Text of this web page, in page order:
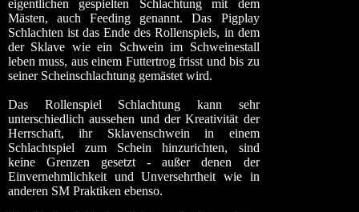
eigentlichen gespielten Schlachtung mit dem
Mästen, auch Feeding genannt. Das Pigplay
Schlachten ist das Ende des Rollenspiels, in dem
der Sklave wie ein Schwein im Schweinestall
leben muss, aus einem Futtertrog frisst und bis zu
seiner Scheinschlachtung gemästet wird.
Das Rollenspiel Schlachtung kann sehr
unterschiedlich aussehen und der Kreativität der
Herrschaft, ihr Sklavenschwein in einem
Schlachtspiel zum Schein hinzurichten, sind
keine Grenzen gesetzt - außer denen der
Einvernehmlichkeit und Unversehrtheit wie in
anderen SM Praktiken ebenso.